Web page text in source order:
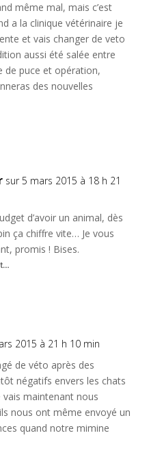
même mal, mais c’est
a la clinique vétérinaire je
et vais changer de veto
aussi été salée entre
de puce et opération,
des nouvelles
sur 5 mars 2015 à 18 h 21
d’avoir un animal, dès
ça chiffre vite… Je vous
promis ! Bises.
2015 à 21 h 10 min
de véto après des
négatifs envers les chats
vais maintenant nous
nous ont même envoyé un
quand notre mimine